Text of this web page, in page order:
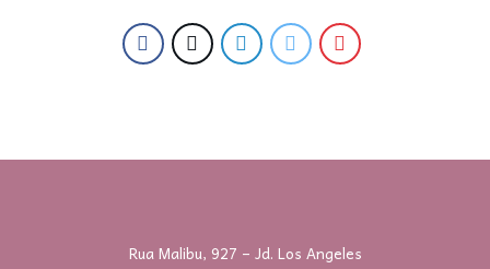
Rua Malibu, 927 – Jd. Los Angeles